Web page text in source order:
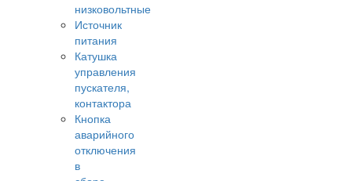
низковольтные
Источник
питания
Катушка
управления
пускателя,
контактора
Кнопка
аварийного
отключения
в